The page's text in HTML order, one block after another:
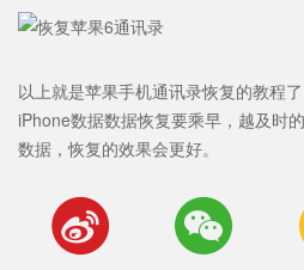
以上就是苹果手机通讯录恢复的教程
iPhone数据数据恢复要乘早，越及时
数据，恢复的效果会更好。
 